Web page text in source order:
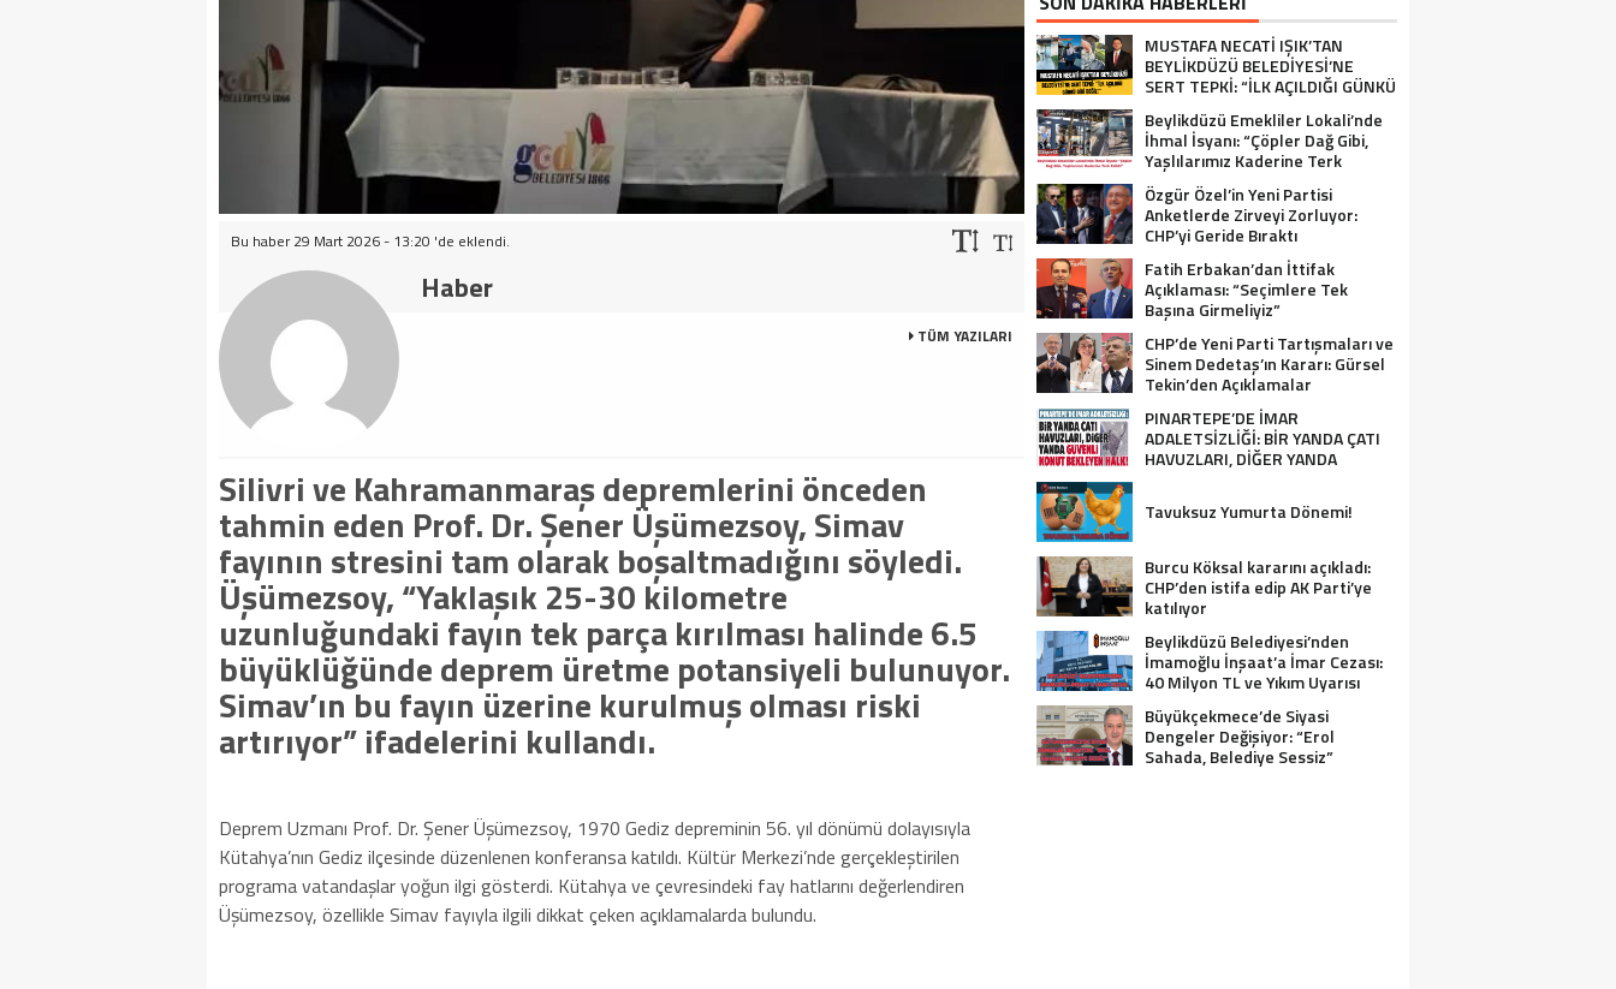
Bu haber 29 Mart 2026 - 13:20 'de eklendi.
Haber
TÜM YAZILARI
Silivri ve Kahramanmaraş depremlerini önceden
tahmin eden Prof. Dr. Şener Üşümezsoy, Simav
fayının stresini tam olarak boşaltmadığını söyledi.
Üşümezsoy, “Yaklaşık 25-30 kilometre
uzunluğundaki fayın tek parça kırılması halinde 6.5
büyüklüğünde deprem üretme potansiyeli bulunuyor.
Simav’ın bu fayın üzerine kurulmuş olması riski
artırıyor” ifadelerini kullandı.
Deprem Uzmanı Prof. Dr. Şener Üşümezsoy, 1970 Gediz depreminin 56. yıl dönümü dolayısıyla
Kütahya’nın Gediz ilçesinde düzenlenen konferansa katıldı. Kültür Merkezi’nde gerçekleştirilen
programa vatandaşlar yoğun ilgi gösterdi. Kütahya ve çevresindeki fay hatlarını değerlendiren
Üşümezsoy, özellikle Simav fayıyla ilgili dikkat çeken açıklamalarda bulundu.
MUSTAFA NECATİ IŞIK’TAN
BEYLİKDÜZÜ BELEDİYESİ’NE
SERT TEPKİ: “İLK AÇILDIĞI GÜNKÜ
Beylikdüzü Emekliler Lokali’nde
İhmal İsyanı: “Çöpler Dağ Gibi,
Yaşlılarımız Kaderine Terk
Edildi!”
Özgür Özel’in Yeni Partisi
Anketlerde Zirveyi Zorluyor:
CHP’yi Geride Bıraktı
Fatih Erbakan’dan İttifak
Açıklaması: “Seçimlere Tek
Başına Girmeliyiz”
CHP’de Yeni Parti Tartışmaları ve
Sinem Dedetaş’ın Kararı: Gürsel
Tekin’den Açıklamalar
PINARTEPE’DE İMAR
ADALETSİZLİĞİ: BİR YANDA ÇATI
HAVUZLARI, DİĞER YANDA
Tavuksuz Yumurta Dönemi!
Burcu Köksal kararını açıkladı:
CHP’den istifa edip AK Parti’ye
katılıyor
Beylikdüzü Belediyesi’nden
İmamoğlu İnşaat’a İmar Cezası:
40 Milyon TL ve Yıkım Uyarısı
Büyükçekmece’de Siyasi
Dengeler Değişiyor: “Erol
Sahada, Belediye Sessiz”